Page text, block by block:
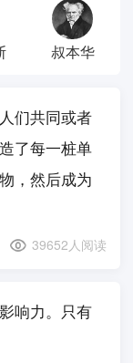
叔本华
们共同或者
了每一桩单
，然后成为
39652人阅读
响力。只有